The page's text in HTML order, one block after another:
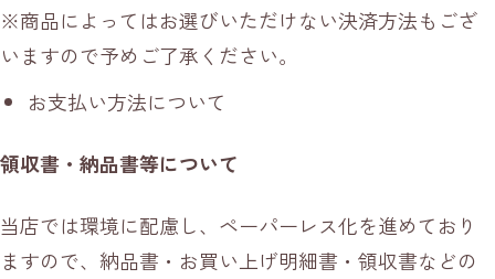
※商品によってはお選びいただけない決済方法もござ
いますので予めご了承ください。
お支払い方法について
領収書・納品書等について
当店では環境に配慮し、ペーパーレス化を進めており
ますので、納品書・お買い上げ明細書・領収書などの